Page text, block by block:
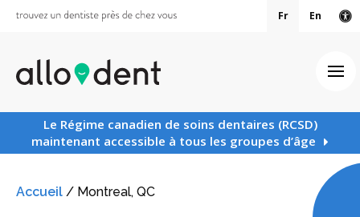
Fr En
Le Régime canadien de soins dentaires (RCSD)
maintenant accessible à tous les groupes d’âge
Accueil / Montreal, QC